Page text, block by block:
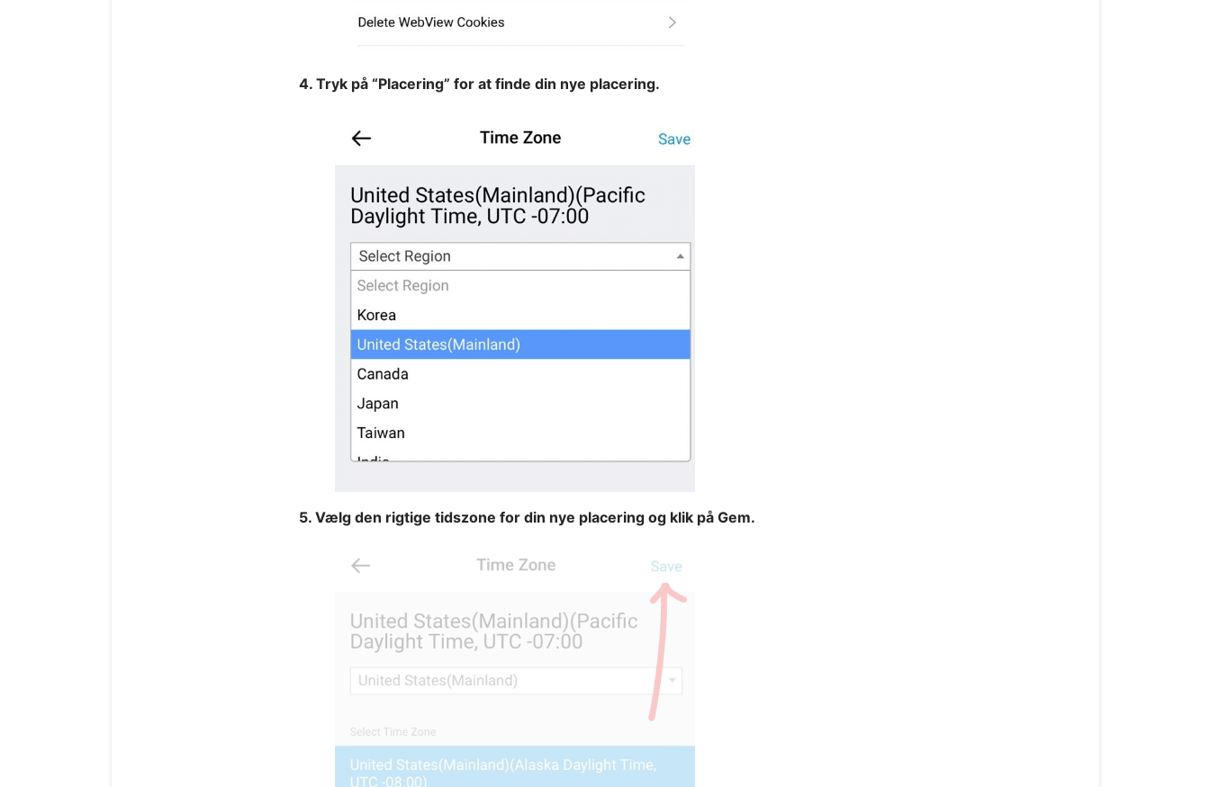
4. Tryk på “Placering” for at finde din nye placering.
5. Vælg den rigtige tidszone for din nye placering og klik på Gem.